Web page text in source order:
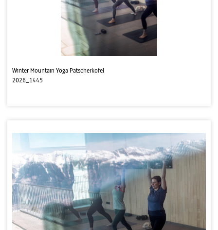
Winter Mountain Yoga Patscherkofel
2026_1445